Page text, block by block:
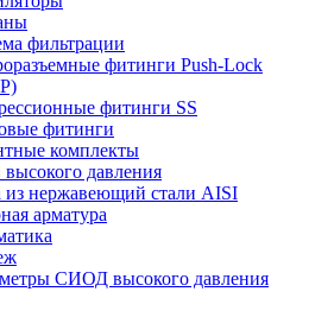
фильтрации
фитинги Push-Lock
фитинги SS
фитинги
комплекты
высокого давления
из нержавеющий стали AISI
арматура
СИОД высокого давления